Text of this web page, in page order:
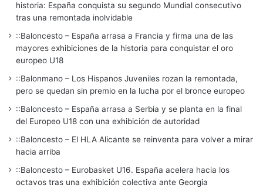
historia: España conquista su segundo Mundial consecutivo
tras una remontada inolvidable
::Baloncesto – España arrasa a Francia y firma una de las
mayores exhibiciones de la historia para conquistar el oro
europeo U18
::Balonmano – Los Hispanos Juveniles rozan la remontada,
pero se quedan sin premio en la lucha por el bronce europeo
::Baloncesto – España arrasa a Serbia y se planta en la final
del Europeo U18 con una exhibición de autoridad
::Baloncesto – El HLA Alicante se reinventa para volver a mirar
hacia arriba
::Baloncesto – Eurobasket U16. España acelera hacia los
octavos tras una exhibición colectiva ante Georgia